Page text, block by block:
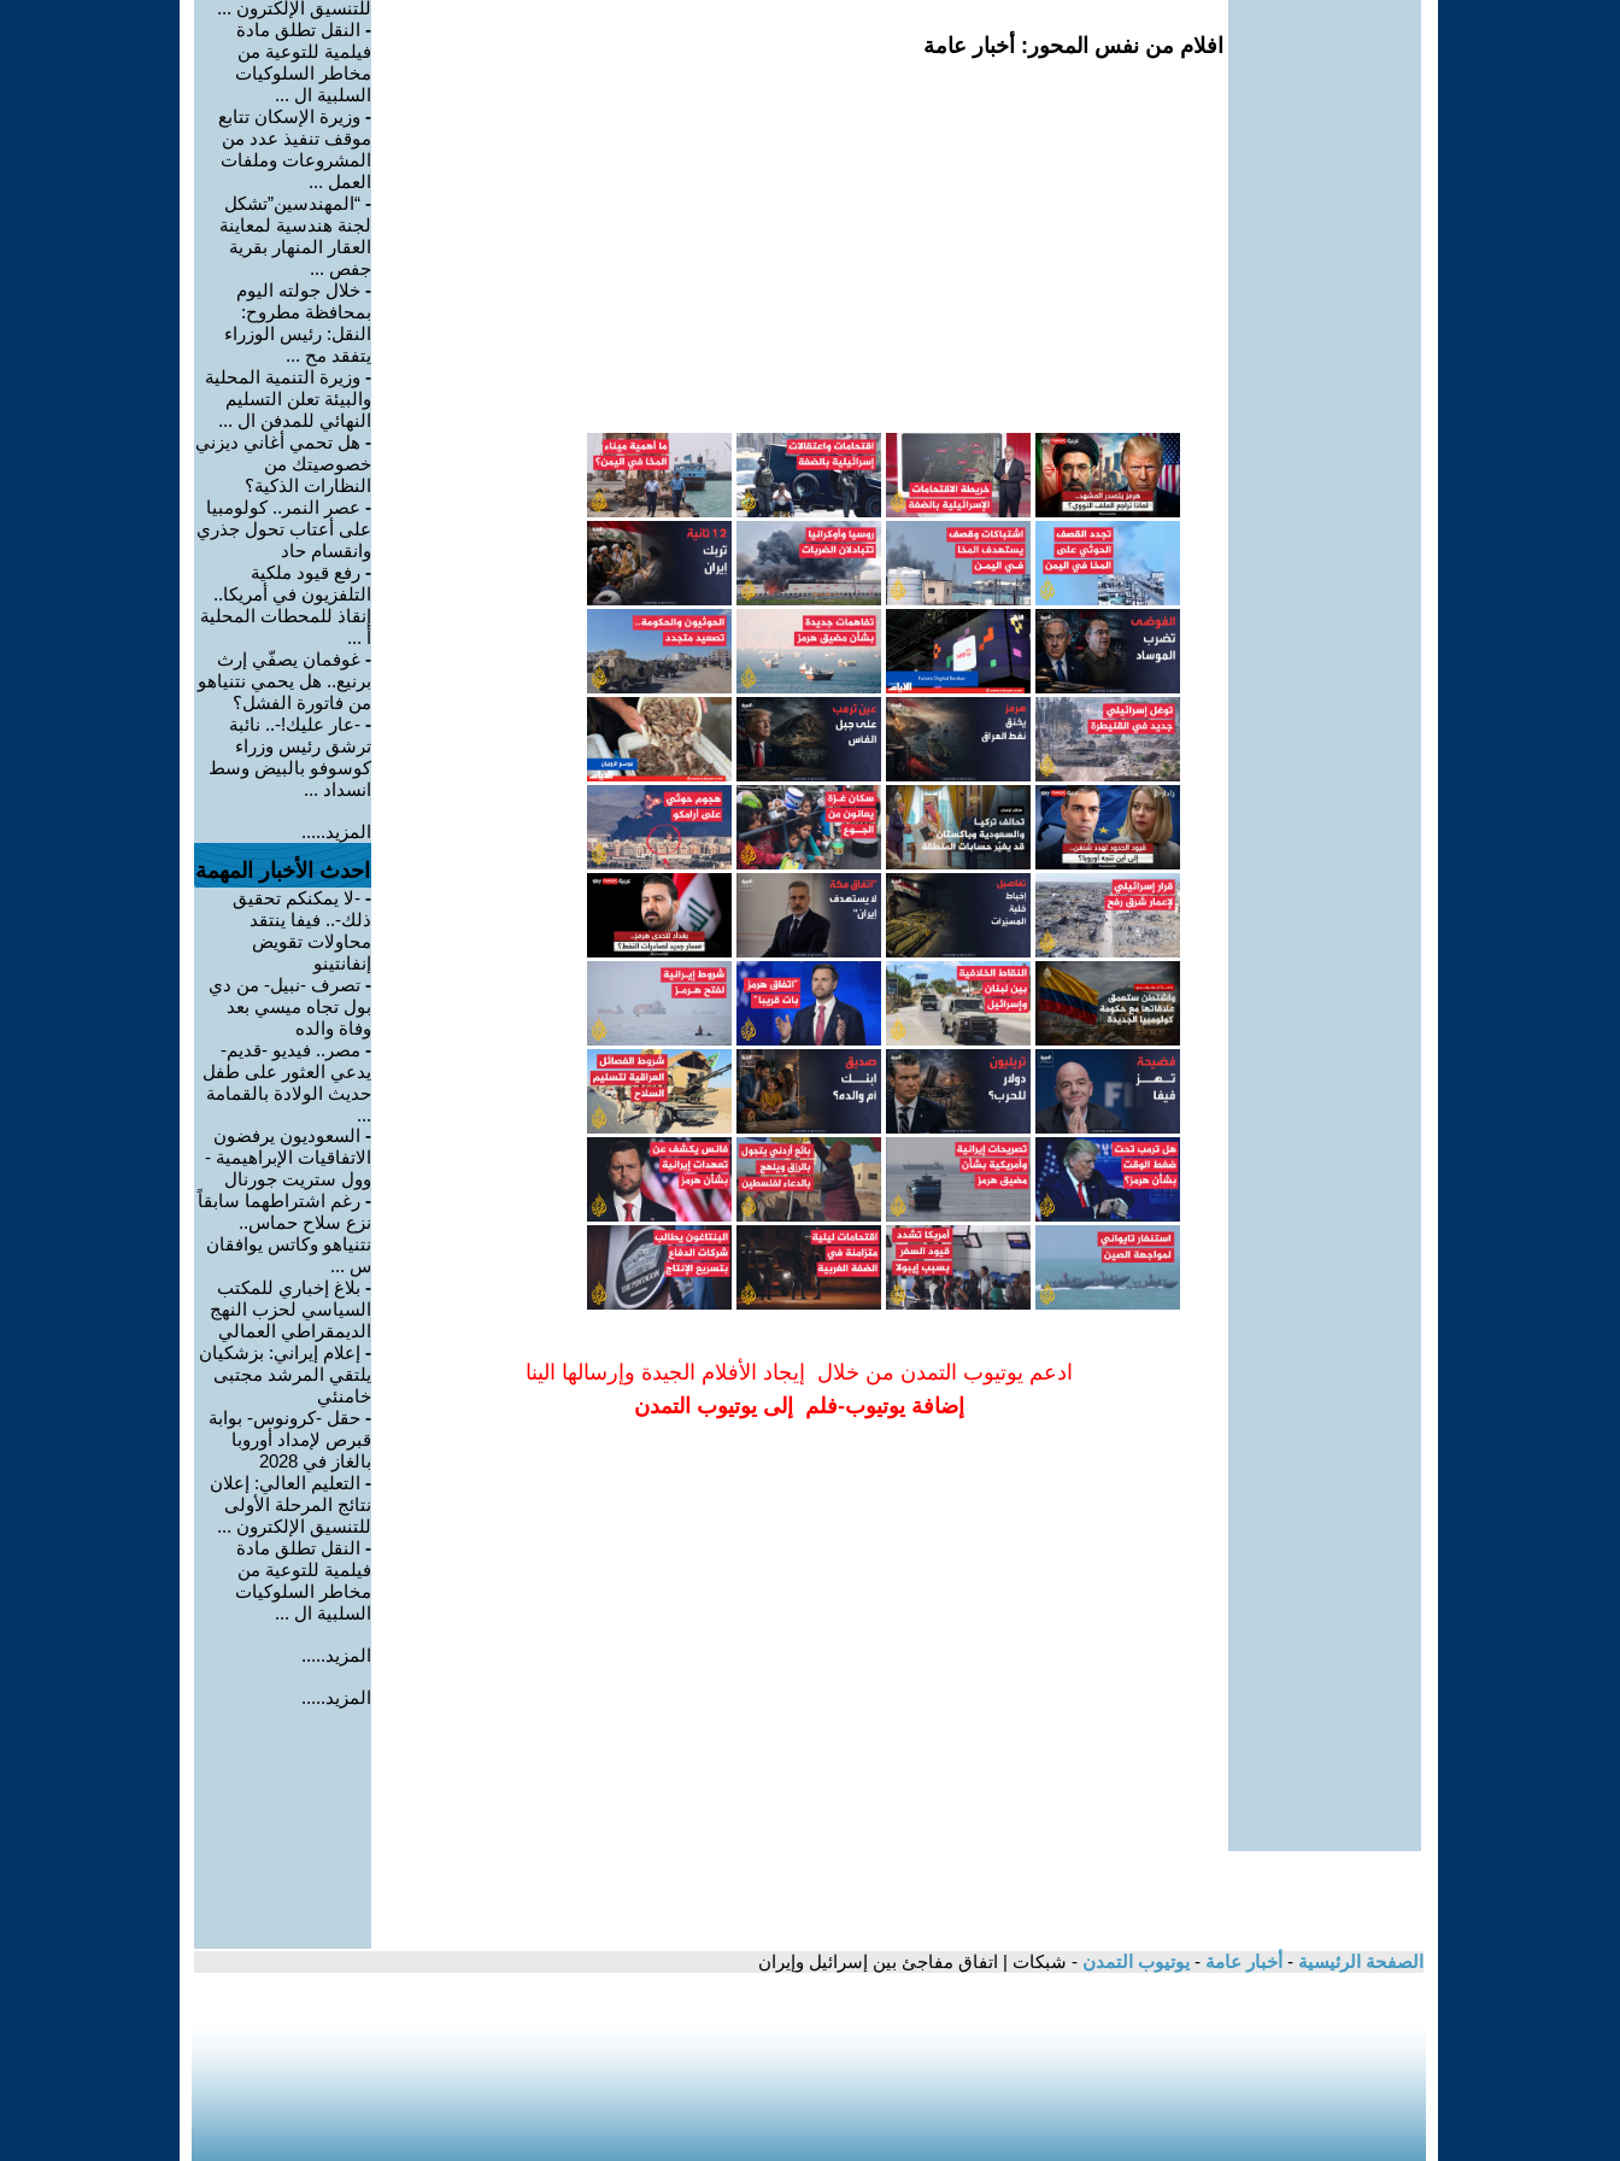
افلام من نفس المحور: أخبار عامة
ادعم يوتيوب التمدن من خلال إيجاد الأفلام الجيدة وإرسالها الينا
إضافة يوتيوب-فلم إلى يوتيوب التمدن
للتنسيق الإلكترون ...
- النقل تطلق مادة
فيلمية للتوعية من
مخاطر السلوكيات
السلبية ال ...
- وزيرة الإسكان تتابع
موقف تنفيذ عدد من
المشروعات وملفات
العمل ...
- “المهندسين”تشكل
لجنة هندسية لمعاينة
العقار المنهار بقرية
جفص ...
- خلال جولته اليوم
بمحافظة مطروح:
النقل: رئيس الوزراء
يتفقد مح ...
- وزيرة التنمية المحلية
والبيئة تعلن التسليم
النهائي للمدفن ال ...
- هل تحمي أغاني ديزني
خصوصيتك من
النظارات الذكية؟
- عصر النمر.. كولومبيا
على أعتاب تحول جذري
وانقسام حاد
- رفع قيود ملكية
التلفزيون في أمريكا..
إنقاذ للمحطات المحلية
أ ...
- غوفمان يصفّي إرث
برنيع.. هل يحمي نتنياهو
من فاتورة الفشل؟
- -عار عليك!-.. نائبة
ترشق رئيس وزراء
كوسوفو بالبيض وسط
انسداد ...
المزيد.....
احدث الأخبار المهمة
- -لا يمكنكم تحقيق
ذلك-.. فيفا ينتقد
محاولات تقويض
إنفانتينو
- تصرف -نبيل- من دي
بول تجاه ميسي بعد
وفاة والده
- مصر.. فيديو -قديم-
يدعي العثور على طفل
حديث الولادة بالقمامة
...
- السعوديون يرفضون
الاتفاقيات الإبراهيمية -
وول ستريت جورنال
- رغم اشتراطهما سابقاً
نزع سلاح حماس..
نتنياهو وكاتس يوافقان
س ...
- بلاغ إخباري للمكتب
السياسي لحزب النهج
الديمقراطي العمالي
- إعلام إيراني: بزشكيان
يلتقي المرشد مجتبى
خامنئي
- حقل -كرونوس- بوابة
قبرص لإمداد أوروبا
بالغاز في 2028
- التعليم العالي: إعلان
نتائج المرحلة الأولى
للتنسيق الإلكترون ...
- النقل تطلق مادة
فيلمية للتوعية من
مخاطر السلوكيات
السلبية ال ...
المزيد.....
المزيد.....
الصفحة الرئيسية - أخبار عامة - يوتيوب التمدن - شبكات | اتفاق مفاجئ بين إسرائيل وإيران